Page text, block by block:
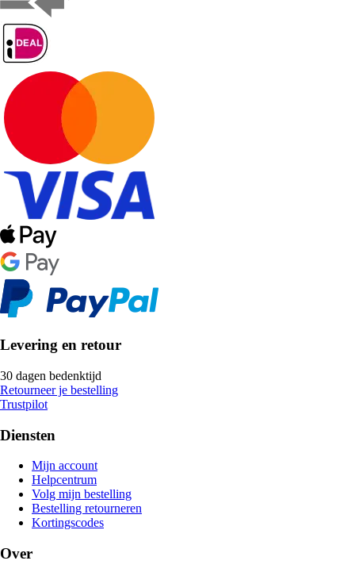
Levering en retour
30 dagen bedenktijd
Retourneer je bestelling
Trustpilot
Diensten
Mijn account
Helpcentrum
Volg mijn bestelling
Bestelling retourneren
Kortingscodes
Over